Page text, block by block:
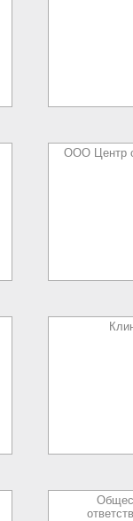
ООО Центр